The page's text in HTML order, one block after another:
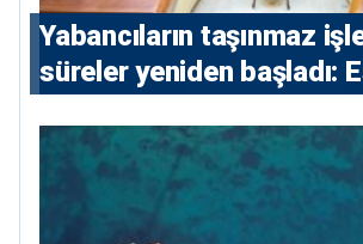
Yabancıların taşınmaz
süreler yeniden başladı:
konutlara 36 ay